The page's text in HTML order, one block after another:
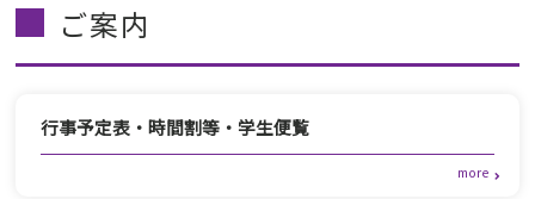
ご案内
行事予定表・時間割等・学生便覧